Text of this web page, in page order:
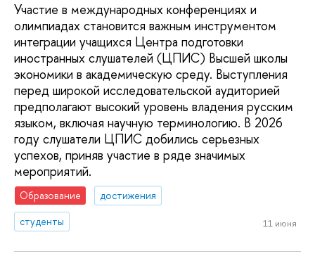
Участие в международных конференциях и
олимпиадах становится важным инструментом
интеграции учащихся Центра подготовки
иностранных слушателей (ЦПИС) Высшей школы
экономики в академическую среду. Выступления
перед широкой исследовательской аудиторией
предполагают высокий уровень владения русским
языком, включая научную терминологию. В 2026
году слушатели ЦПИС добились серьезных
успехов, приняв участие в ряде значимых
мероприятий.
Образование
достижения
студенты
11 июня